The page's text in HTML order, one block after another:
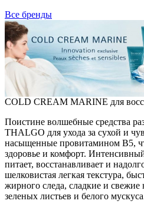
Все бренды
COLD CREAM MARINE для
Поистине волшебные средства
THALGO для ухода за сухой и
насыщенные провитамином B5,
здоровье и комфорт.
питает, восстанавливает и
шелковистая легкая текстура,
жирного следа, сладкие и свежие
зеленых листьев и белого